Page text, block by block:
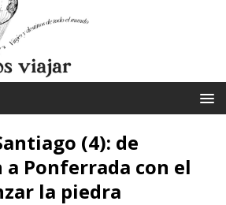
(4): de
a Ponferrada con el
la piedra